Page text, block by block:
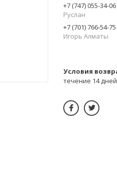
+7 (747) 055-34-06
Руслан
+7 (701) 766-54-75
Игорь Алматы
течение 14 дней